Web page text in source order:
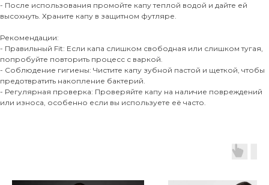
- После использования промойте капу теплой водой и дайте ей
высохнуть. Храните капу в защитном футляре.
Рекомендации:
- Правильный Fit: Если капа слишком свободная или слишком тугая,
попробуйте повторить процесс с варкой.
- Соблюдение гигиены: Чистите капу зубной пастой и щеткой, чтобы
предотвратить накопление бактерий.
- Регулярная проверка: Проверяйте капу на наличие повреждений
или износа, особенно если вы используете её часто.